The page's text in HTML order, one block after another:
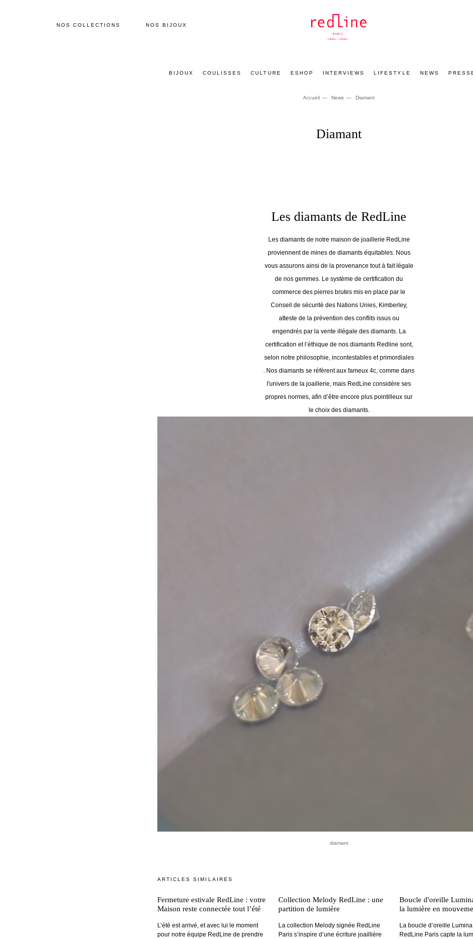
NOS COLLECTIONS NOS BIJOUX
BIJOUX COULISSES CULTURE ESHOP INTERVIEWS LIFESTYLE NEWS
Accueil News Diamant
Diamant
Les diamants de RedLine
Les diamants de notre maison de joaillerie RedLine
proviennent de mines de diamants équitables. Nous
vous assurons ainsi de la provenance tout à fait légale
de nos gemmes. L e système de certification du
commerce des pierres brutes mis en place par le
Conseil de sécurité des Nations Unies, Kimberley,
atteste de la prévention des conflits issus ou
engendrés par la vente illégale des diamants. La
certification et l’éthique de nos diamants Redline sont,
selon notre philosophie, incontestables et primordiales
Nos diamants se réfèrent aux fameux 4c, comme dans
l'univers de la joaillerie, mais RedLine considère ses
propres normes, afin d’être encore plus pointilleux sur
le choix des diamants.
diamant
ARTICLES SIMILAIRES
Fermeture estivale RedLine : votre
Maison reste connectée tout l’été
L’été est arrivé, et avec lui le moment
pour notre équipe RedLine de prendre
Collection Melody RedLine : une
partition de lumière
La collection Melody signée RedLine
Paris s’inspire d’une écriture joaillière
Boucle d'oreille
la lumière en
La boucle d’oreille
RedLine Paris capte la